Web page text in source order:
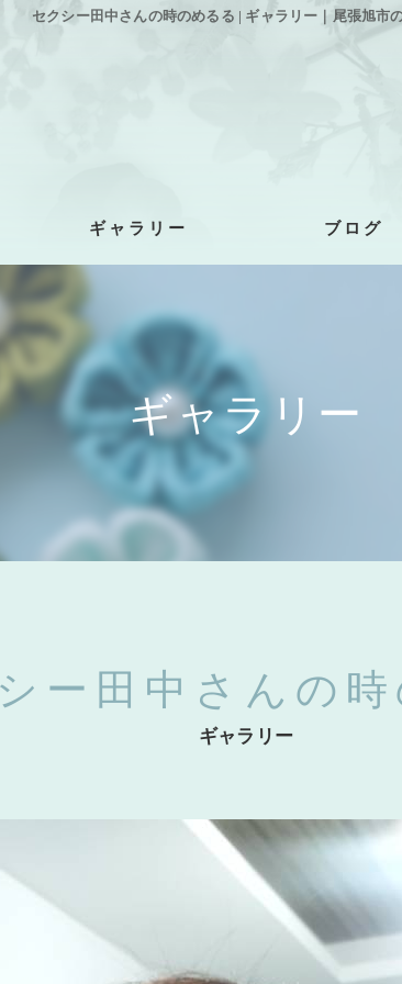
セクシー田中さんの時のめるる | ギャラリー｜尾張旭
ギャラリー ブログ
ギャラリー
ギャラリー
ー田中さんの時